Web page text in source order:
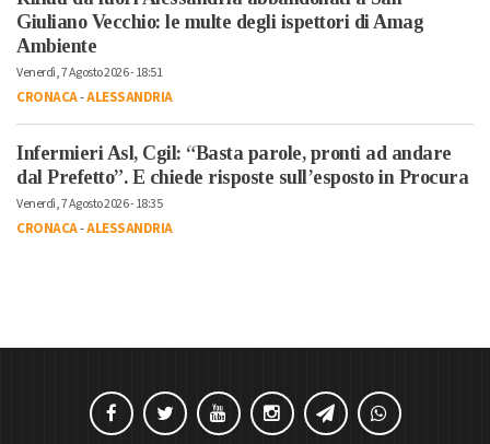
Giuliano Vecchio: le multe degli ispettori di Amag
Ambiente
Venerdì, 7 Agosto 2026 - 18:51
CRONACA-ALESSANDRIA
Infermieri Asl, Cgil: “Basta parole, pronti ad andare
dal Prefetto”. E chiede risposte sull’esposto in Procura
Venerdì, 7 Agosto 2026 - 18:35
CRONACA-ALESSANDRIA